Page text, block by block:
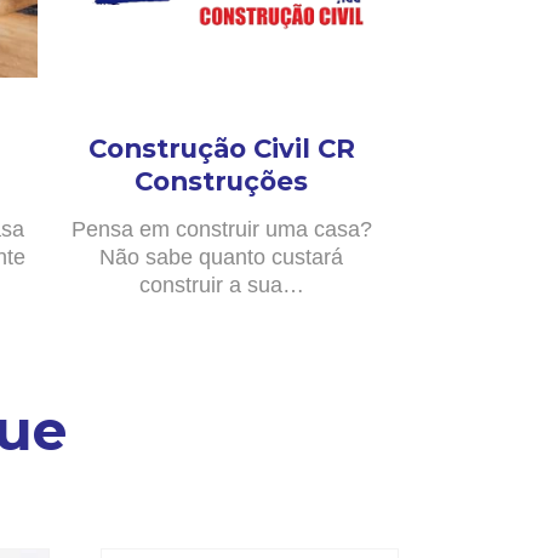
Construção Civil CR
Construções
Pensa em construir uma casa?
Não sabe quanto custará
construir a sua…